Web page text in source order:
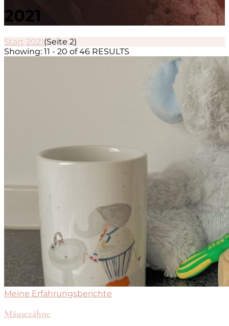
2021
Start 2021(Seite 2)
Showing: 11 - 20 of 46 RESULTS
Meine Erfahrungsberichte
Mäusezähne